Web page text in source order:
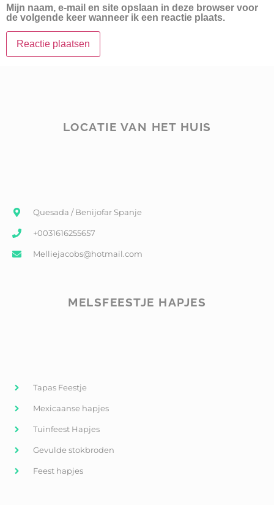
Mijn naam, e-mail en site opslaan in deze browser voor
de volgende keer wanneer ik een reactie plaats.
LOCATIE VAN HET HUIS
Quesada / Benijofar Spanje
+0031616255657
Melliejacobs@hotmail.com
MELSFEESTJE HAPJES
Tapas Feestje
Mexicaanse hapjes
Tuinfeest Hapjes
Gevulde stokbroden
Feest hapjes